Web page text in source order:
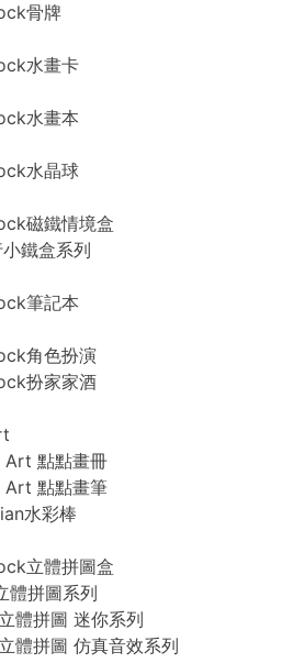
骨牌
水畫卡
水畫本
水晶球
磁鐵情境盒
鐵盒系列
筆記本
角色扮演
扮家家酒
點點畫冊
點點畫筆
水彩棒
立體拼圖盒
體拼圖系列
體拼圖 迷你系列
體拼圖 仿真音效系列